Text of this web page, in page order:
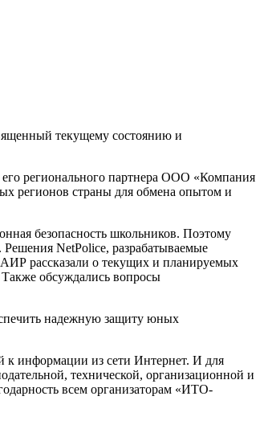
текущему состоянию и
регионального партнера ООО «Компания
регионов страны для обмена опытом и
безопасность школьников. Поэтому
NetPolice, разрабатываемые
рассказали о текущих и планируемых
обсуждались вопросы
надежную защиту юных
к информации из сети Интернет. И для
технической, организационной и
всем организаторам «ИТО-